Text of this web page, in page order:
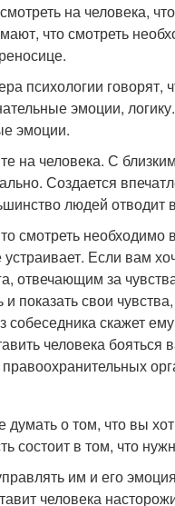
на человека,
что смотреть
психологии говорят,
эмоции,
эмоции.
человека. С
Создается
людей отводит
смотреть
Если вам
отвечающим за
показать свои
скажет
человека
о том, что вы
состоит в том, что
им и его
человека